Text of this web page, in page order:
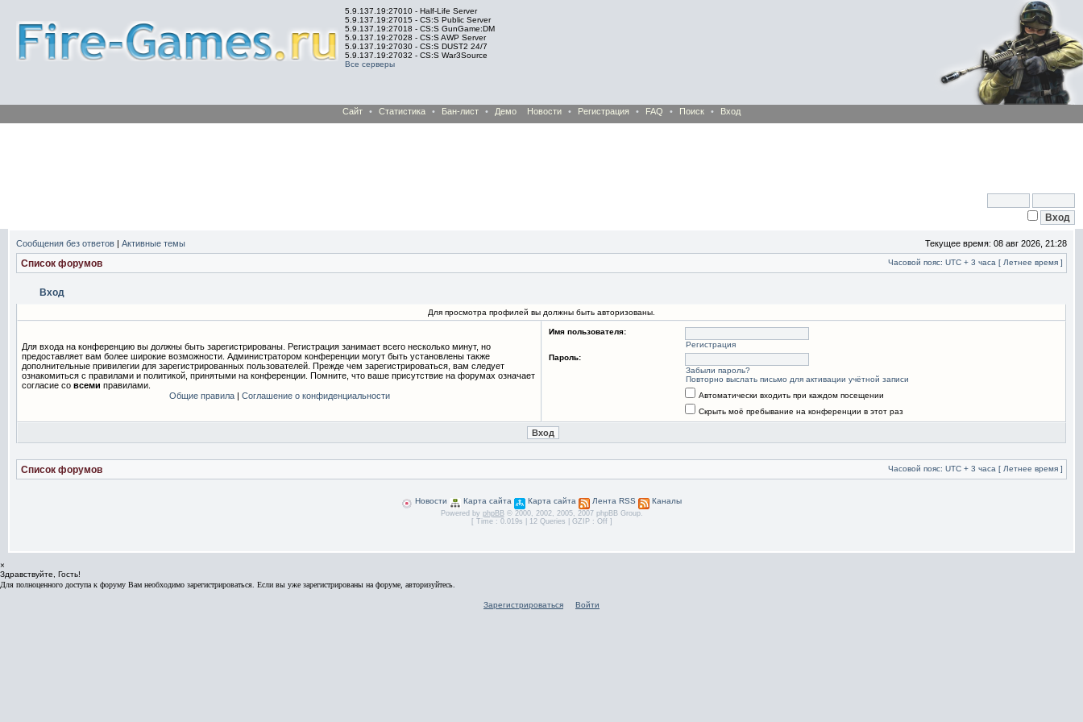
5.9.137.19:27010 - Half-Life Server
5.9.137.19:27015 - CS:S Public Server
5.9.137.19:27018 - CS:S GunGame:DM
5.9.137.19:27028 - CS:S AWP Server
5.9.137.19:27030 - CS:S DUST2 24/7
5.9.137.19:27032 - CS:S War3Source
Все серверы
Сайт • Статистика • Бан-лист • Демо Новости • Регистрация • FAQ • Поиск • Вход
Сообщения без ответов | Активные темы Текущее время: 08 авг 2026, 21:28
Список форумов Часовой пояс: UTC + 3 часа [ Летнее время ]
Вход
Для просмотра профилей вы должны быть авторизованы.
Для входа на конференцию вы должны быть зарегистрированы. Регистрация занимает всего несколько минут, но
предоставляет вам более широкие возможности. Администратором конференции могут быть установлены также
дополнительные привилегии для зарегистрированных пользователей. Прежде чем зарегистрироваться, вам следует
ознакомиться с правилами и политикой, принятыми на конференции. Помните, что ваше присутствие на форумах означает
согласие со всеми правилами.
Общие правила| Соглашение о конфиденциальности
Имя пользователя:
Регистрация
Пароль:
Забыли пароль?
Повторно выслать письмо для активации учётной записи
Автоматически входить при каждом посещении
Скрыть моё пребывание на конференции в этот раз
Список форумов Часовой пояс: UTC + 3 часа [ Летнее время ]
Новости Карта сайта Карта сайта Лента RSS Каналы
Powered by phpBB© 2000, 2002, 2005, 2007 phpBB Group.
[ Time : 0.019s | 12 Queries | GZIP : Off ]
×
Здравствуйте, Гость!
Для полноценного доступа к форуму Вам необходимо зарегистрироваться. Если вы уже зарегистрированы на форуме, авторизуйтесь.
Зарегистрироваться Войти